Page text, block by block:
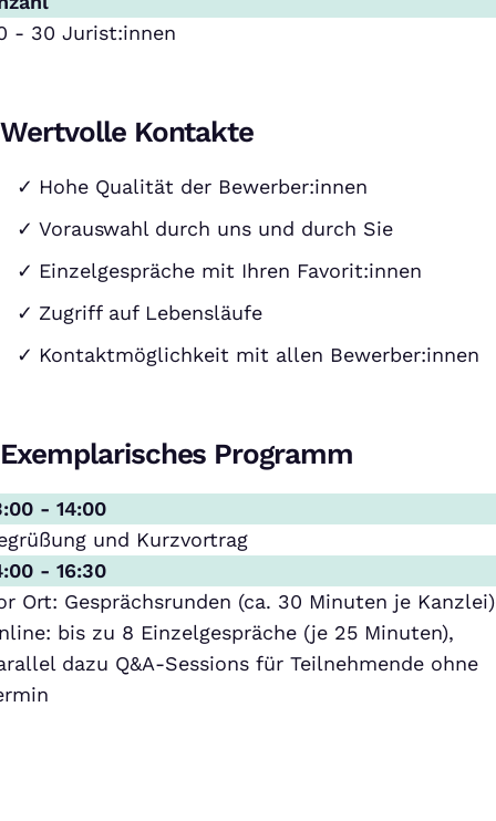
- 30 Jurist:innen
Wertvolle Kontakte
Hohe Qualität der Bewerber:innen
Vorauswahl durch uns und durch Sie
Einzelgespräche mit Ihren Favorit:innen
Zugriff auf Lebensläufe
Kontaktmöglichkeit mit allen Bewerber:innen
Exemplarisches Programm
- 14:00
und Kurzvortrag
- 16:30
Ort: Gesprächsrunden (ca. 30 Minuten je Kanzlei)
bis zu 8 Einzelgespräche (je 25 Minuten),
dazu Q&A-Sessions für Teilnehmende ohne